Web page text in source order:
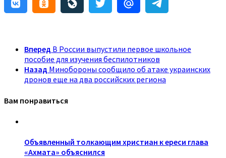
Вперед В России выпустили первое школьное
пособие для изучения беспилотников
Назад Минобороны сообщило об атаке украинских
дронов еще на два российских региона
Вам понравиться
Объявленный толкающим христиан к ереси глава
«Ахмата» объяснился